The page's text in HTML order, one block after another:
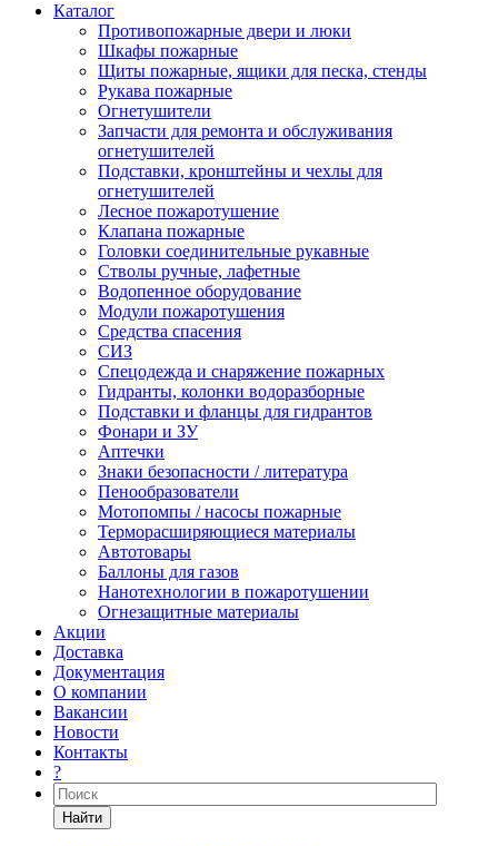
Каталог
Противопожарные двери и люки
Шкафы пожарные
Щиты пожарные, ящики для песка, стенды
Рукава пожарные
Огнетушители
Запчасти для ремонта и обслуживания
огнетушителей
Подставки, кронштейны и чехлы для
огнетушителей
Лесное пожаротушение
Клапана пожарные
Головки соединительные рукавные
Стволы ручные, лафетные
Водопенное оборудование
Модули пожаротушения
Средства спасения
СИЗ
Спецодежда и снаряжение пожарных
Гидранты, колонки водоразборные
Подставки и фланцы для гидрантов
Фонари и ЗУ
Аптечки
Знаки безопасности / литература
Пенообразователи
Мотопомпы / насосы пожарные
Терморасширяющиеся материалы
Автотовары
Баллоны для газов
Нанотехнологии в пожаротушении
Огнезащитные материалы
Акции
Доставка
Документация
О компании
Вакансии
Новости
Контакты
?
Найти